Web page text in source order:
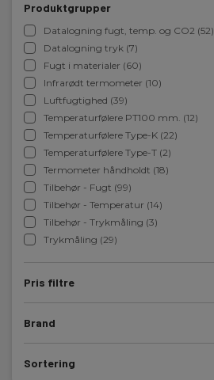
Produktgrupper
Datalogning fugt, temp. og CO2 (52)
Datalogning tryk (7)
Fugt i materialer (60)
Infrarødt termometer (10)
Luftfugtighed (39)
Temperaturfølere PT100 mm. (12)
Temperaturfølere Type-K (22)
Temperaturfølere Type-T (2)
Termometer håndholdt (18)
Tilbehør - Fugt (99)
Tilbehør - Temperatur (14)
Tilbehør - Trykmåling (3)
Trykmåling (29)
Pris filtre
Brand
Sortering